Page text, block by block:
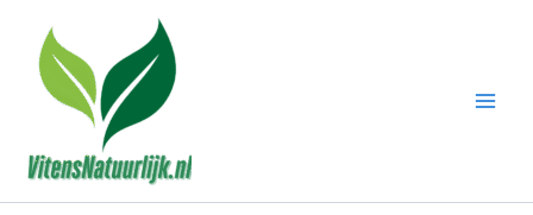
inhoud